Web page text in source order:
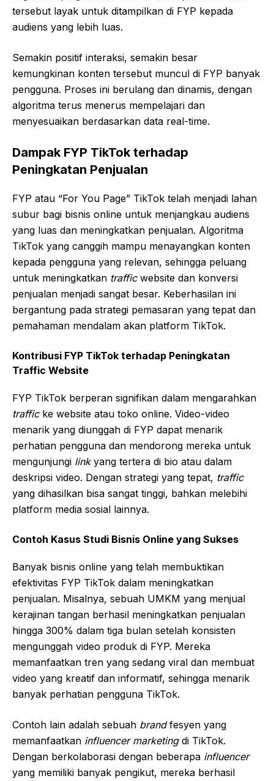
tersebut layak untuk ditampilkan di FYP kepada
audiens yang lebih luas.
Semakin positif interaksi, semakin besar
kemungkinan konten tersebut muncul di FYP banyak
pengguna. Proses ini berulang dan dinamis, dengan
algoritma terus menerus mempelajari dan
menyesuaikan berdasarkan data real-time.
Dampak FYP TikTok terhadap
Peningkatan Penjualan
FYP atau “For You Page” TikTok telah menjadi lahan
subur bagi bisnis online untuk menjangkau audiens
yang luas dan meningkatkan penjualan. Algoritma
TikTok yang canggih mampu menayangkan konten
kepada pengguna yang relevan, sehingga peluang
untuk meningkatkan trafficwebsite dan konversi
penjualan menjadi sangat besar. Keberhasilan ini
bergantung pada strategi pemasaran yang tepat dan
pemahaman mendalam akan platform TikTok.
Kontribusi FYP TikTok terhadap Peningkatan
Traffic Website
FYP TikTok berperan signifikan dalam mengarahkan
trafficke website atau toko online. Video-video
menarik yang diunggah di FYP dapat menarik
perhatian pengguna dan mendorong mereka untuk
mengunjungi linkyang tertera di bio atau dalam
deskripsi video. Dengan strategi yang tepat, traffic
yang dihasilkan bisa sangat tinggi, bahkan melebihi
platform media sosial lainnya.
Contoh Kasus Studi Bisnis Online yang Sukses
Banyak bisnis online yang telah membuktikan
efektivitas FYP TikTok dalam meningkatkan
penjualan. Misalnya, sebuah UMKM yang menjual
kerajinan tangan berhasil meningkatkan penjualan
hingga 300% dalam tiga bulan setelah konsisten
mengunggah video produk di FYP. Mereka
memanfaatkan tren yang sedang viral dan membuat
video yang kreatif dan informatif, sehingga menarik
banyak perhatian pengguna TikTok.
Contoh lain adalah sebuah brandfesyen yang
memanfaatkan influencer marketingdi TikTok.
Dengan berkolaborasi dengan beberapa influencer
yang memiliki banyak pengikut, mereka berhasil